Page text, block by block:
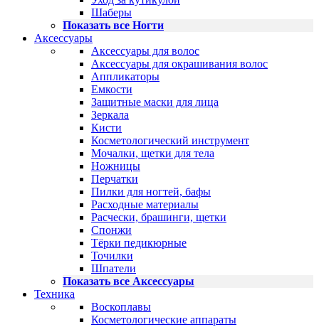
Шаберы
Показать все Ногти
Аксессуары
Аксессуары для волос
Аксессуары для окрашивания волос
Аппликаторы
Емкости
Защитные маски для лица
Зеркала
Кисти
Косметологический инструмент
Мочалки, щетки для тела
Ножницы
Перчатки
Пилки для ногтей, бафы
Расходные материалы
Расчески, брашинги, щетки
Спонжи
Тёрки педикюрные
Точилки
Шпатели
Показать все Аксессуары
Техника
Воскоплавы
Косметологические аппараты